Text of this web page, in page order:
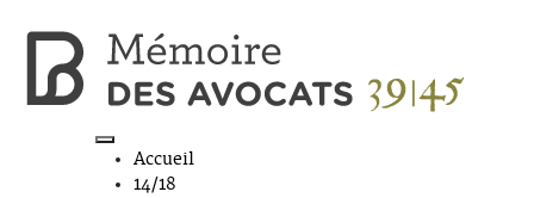
Accueil
14/18